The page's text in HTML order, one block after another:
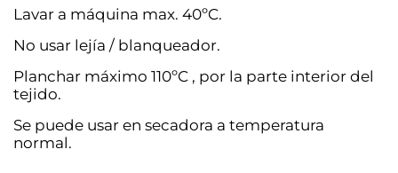
Lavar a máquina max. 40ºC.
No usar lejía / blanqueador.
Planchar máximo 110ºC , por la parte interior del
tejido.
Se puede usar en secadora a temperatura
normal.